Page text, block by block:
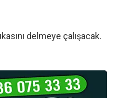
delmeye çalışacak.